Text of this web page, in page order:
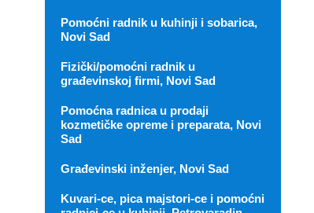
Pomoćni radnik u kuhinji i sobarica,
Novi Sad
Fizički/pomoćni radnik u
građevinskoj firmi, Novi Sad
Pomoćna radnica u prodaji
kozmetičke opreme i preparata, Novi
Sad
Građevinski inženjer, Novi Sad
Kuvari-ce, pica majstori-ce i pomoćni